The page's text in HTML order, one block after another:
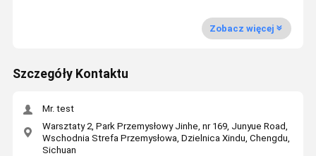
Zobacz więcej
Szczegóły Kontaktu
Mr. test
Warsztaty 2, Park Przemysłowy Jinhe, nr 169, Junyue Road,
Wschodnia Strefa Przemysłowa, Dzielnica Xindu, Chengdu,
Sichuan